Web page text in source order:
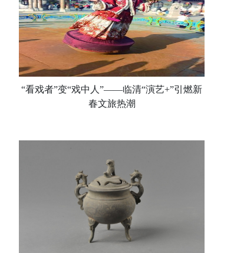
“看戏者”变“戏中人”——临清“演艺+”引燃新
春文旅热潮